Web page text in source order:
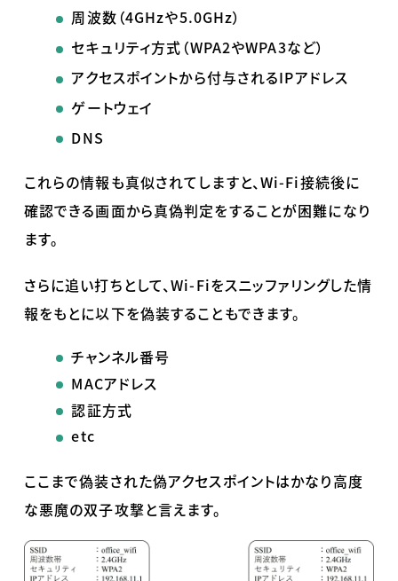
周波数（4GHzや5.0GHz）
セキュリティ方式（WPA2やWPA3など）
アクセスポイントから付与されるIPアドレス
ゲートウェイ
DNS
これらの情報も真似されてしますと、Wi-Fi接続後に
確認できる画面から真偽判定をすることが困難になり
ます。
さらに追い打ちとして、Wi-Fiをスニッファリングした情
報をもとに以下を偽装することもできます。
チャンネル番号
MACアドレス
認証方式
etc
ここまで偽装された偽アクセスポイントはかなり高度
な悪魔の双子攻撃と言えます。